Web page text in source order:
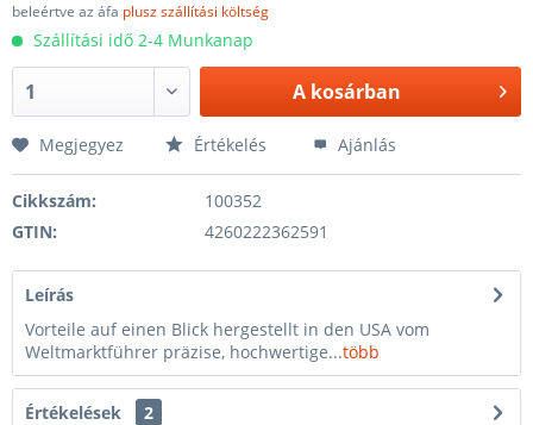
beleértve az áfa plusz szállítási költség
Szállítási idő 2-4 Munkanap
A kosárban
Megjegyez Értékelés Ajánlás
Cikkszám:
100352
GTIN:
4260222362591
Leírás
Vorteile auf einen Blick hergestellt in den USA vom
Weltmarktführer präzise, hochwertige...több
Értékelések
2